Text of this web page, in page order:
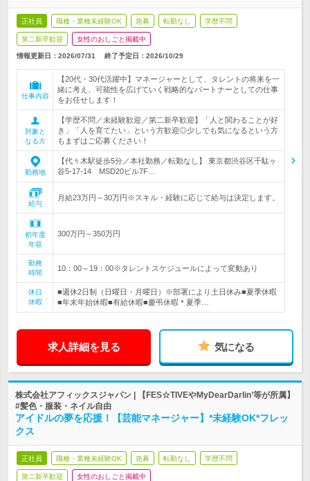
正社員 職種・業種未経験OK 急募 転勤なし 学歴不問
第二新卒歓迎 女性のおしごと掲載中
情報更新日：2026/07/31 終了予定日： 2026/10/29
仕事内容
【20代・30代活躍中】マネージャーとして、タレントの将来を一
緒に考え、可能性を広げていく戦略的なパートナーとしての仕事
をお任せします！
対象と
なる方
【学歴不問／未経験歓迎／第二新卒歓迎】「人と関わることが好
き」「人を育てたい」という方歓迎◎少しでも気になるという方
もまずはご応募ください！
勤務地
【代々木駅徒歩5分／本社勤務／転勤なし】 東京都渋谷区千駄ヶ
谷5-17-14 MSD20ビル7F…
給与
月給23万円～30万円※スキル・経験に応じて給与は決定します。
初年度
年収
300万円～350万円
勤務
時間
10：00～19：00※タレントスケジュールによって変動あり
休日
休暇
■週休2日制（日曜日・月曜日）※部署により土日休み■夏季休暇
■年末年始休暇■有給休暇■慶弔休暇＊夏季…
求人詳細を見る 気になる
株式会社アフィックスジャパン | 【FES☆TIVEやMyDearDarlin’等が所属】
#髪色・服装・ネイル自由
アイドルの夢を応援！【芸能マネージャー】*未経験OK*フレッ
クス
正社員 職種・業種未経験OK 急募 転勤なし 学歴不問
第二新卒歓迎 女性のおしごと掲載中